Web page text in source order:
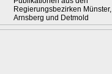
Regierungsbezirken Münster,
Arnsberg und Detmold